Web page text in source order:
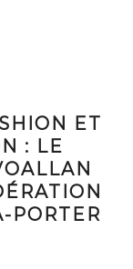
ET
: LE
PORTER